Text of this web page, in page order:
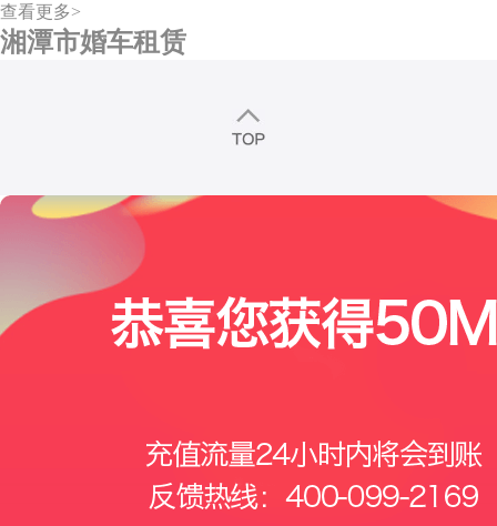
查看更多>
湘潭市婚车租赁